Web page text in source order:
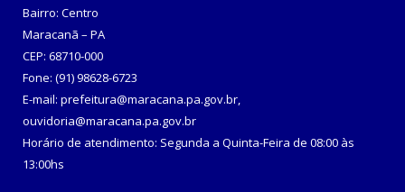
Bairro: Centro
Maracanã – PA
CEP: 68710-000
Fone: (91) 98628-6723
E-mail: prefeitura@maracana.pa.gov.br,
ouvidoria@maracana.pa.gov.br
Horário de atendimento: Segunda a Quinta-Feira de 08:00 às
13:00hs